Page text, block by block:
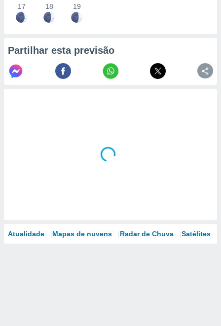
17 18 19
Partilhar esta previsão
Atualidade Mapas de nuvens Radar de Chuva Satélites